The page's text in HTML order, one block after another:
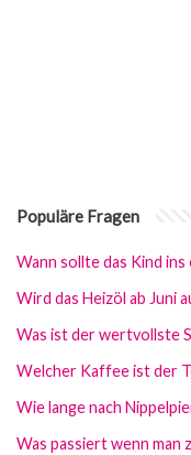
Populäre Fragen
Wann sollte das Kind ins
Wird das Heizöl ab Juni
Was ist der wertvollste
Welcher Kaffee ist der
Wie lange nach
Was passiert wenn man